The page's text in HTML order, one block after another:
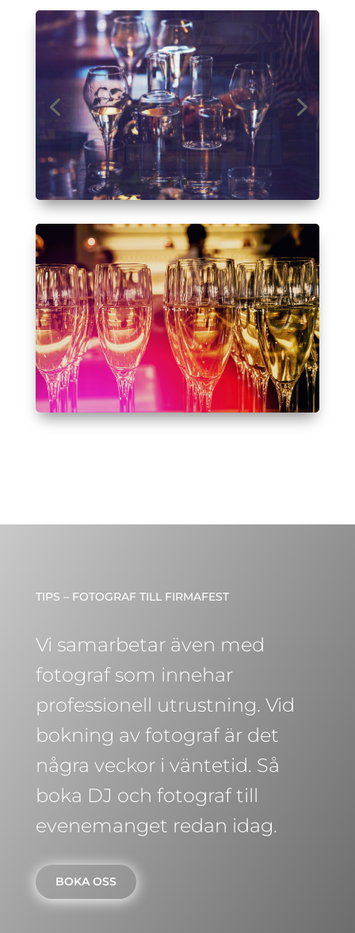
TIPS – FOTOGRAF TILL FIRMAFEST
Vi samarbetar även med
fotograf som innehar
professionell utrustning. Vid
bokning av fotograf är det
några veckor i väntetid. Så
boka DJ och fotograf till
evenemanget redan idag.
BOKA OSS